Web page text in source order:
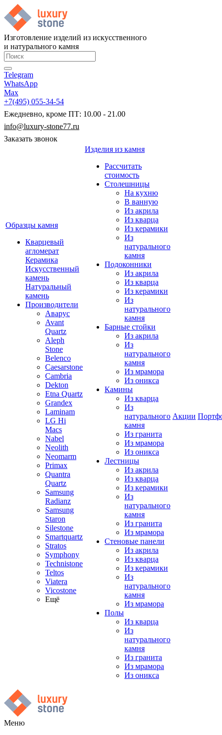
Изготовление изделий из искусственного
и натурального камня
Telegram
WhatsApp
Max
+7(495) 055-34-54
Ежедневно, кроме ПТ: 10.00 - 21.00
info@luxury-stone77.ru
Заказать звонок
Образцы камня
Кварцевый
агломерат
Керамика
Искусственный
камень
Натуральный
камень
Производители
Аварус
Avant
Quartz
Aleph
Stone
Belenco
Caesarstone
Cambria
Dekton
Etna Quartz
Grandex
Laminam
LG Hi
Macs
Nabel
Neolith
Neomarm
Primax
Quantra
Quartz
Samsung
Radianz
Samsung
Staron
Silestone
Smartquartz
Stratos
Symphony
Technistone
Teltos
Viatera
Vicostone
Ещё
Изделия из камня
Рассчитать
стоимость
Столешницы
На кухню
В ванную
Из акрила
Из кварца
Из керамики
Из
натурального
камня
Подоконники
Из акрила
Из кварца
Из керамики
Из
натурального
камня
Барные стойки
Из акрила
Из
натурального
камня
Из мрамора
Из оникса
Камины
Из кварца
Из
натурального
камня
Из гранита
Из мрамора
Из оникса
Лестницы
Из акрила
Из кварца
Из керамики
Из
натурального
камня
Из гранита
Из мрамора
Стеновые панели
Из акрила
Из кварца
Из керамики
Из
натурального
камня
Из мрамора
Полы
Из кварца
Из
натурального
камня
Из гранита
Из мрамора
Из оникса
Акции
Меню